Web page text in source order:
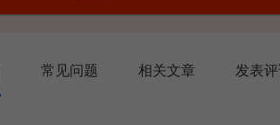
常见问题 相关文章 发表